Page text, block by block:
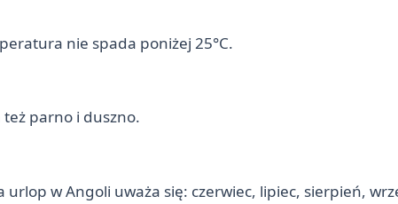
nie spada poniżej 25°C.
też parno i duszno.
w Angoli uważa się: czerwiec, lipiec, sierpień,